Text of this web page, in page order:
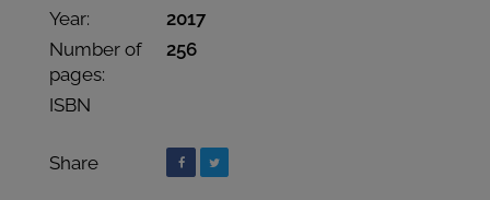
Year:
2017
Number of
pages:
256
ISBN
Share